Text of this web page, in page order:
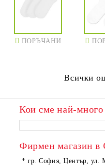
ПОРЪЧАНИ
Всички
Кои сме най-
Фирмен магазин в
* гр. София, Център, ул.